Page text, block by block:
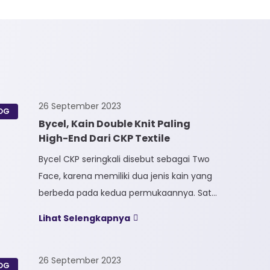
26 September 2023
Bycel, Kain Double Knit Paling
High-End Dari CKP Textile
Bycel CKP seringkali disebut sebagai Two
Face, karena memiliki dua jenis kain yang
berbeda pada kedua permukaannya. Satu
sedangkan sisi lainnya terbuat dari Full
End karena bersifat Fungsional, dapat
Lihat Selengkapnya
26 September 2023